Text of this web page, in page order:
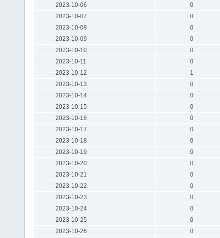
2023-10-06
0
2023-10-07
0
2023-10-08
0
2023-10-09
0
2023-10-10
0
2023-10-11
0
2023-10-12
1
2023-10-13
0
2023-10-14
0
2023-10-15
0
2023-10-16
0
2023-10-17
0
2023-10-18
0
2023-10-19
0
2023-10-20
0
2023-10-21
0
2023-10-22
0
2023-10-23
0
2023-10-24
0
2023-10-25
0
2023-10-26
0